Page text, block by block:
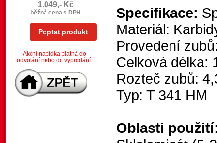
1.049,- Kč
běžná cena s DPH
Poptat produkt
Akční nabídka platná do
odvolání nebo do vyprodání.
Specifikace:
Materiál:
Provedení
Celková délka:
Rozteč zubů:
Typ: T 341 HM
Oblasti